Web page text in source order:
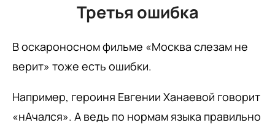
Третья ошибка
В оскароносном фильме «Москва слезам не
верит» тоже есть ошибки.
Например, героиня Евгении Ханаевой говорит
«нАчался». А ведь по нормам языка правильно